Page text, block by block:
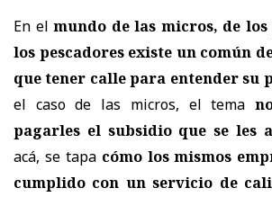
En el mundo de las micros, de
los pescadores existe un común
que tener calle para entender su
el caso de las micros, el tema
pagarles el subsidio que se les
acá, se tapa cómo los mismos
cumplido con un servicio de